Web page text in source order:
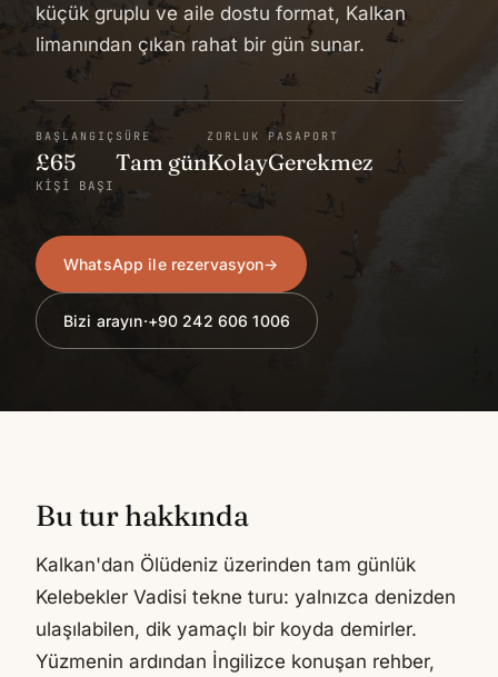
küçük gruplu ve aile dostu format, Kalkan
limanından çıkan rahat bir gün sunar.
BAŞLANGIÇ
£65
KIŞI BAŞI
SÜRE
Tam gün
ZORLUK
Kolay
PASAPORT
Gerekmez
WhatsApp ile rezervasyon→
Bizi arayın·+90 242 606 1006
Bu tur hakkında
Kalkan'dan Ölüdeniz üzerinden tam günlük
Kelebekler Vadisi tekne turu: yalnızca denizden
ulaşılabilen, dik yamaçlı bir koyda demirler.
Yüzmenin ardından İngilizce konuşan rehber,